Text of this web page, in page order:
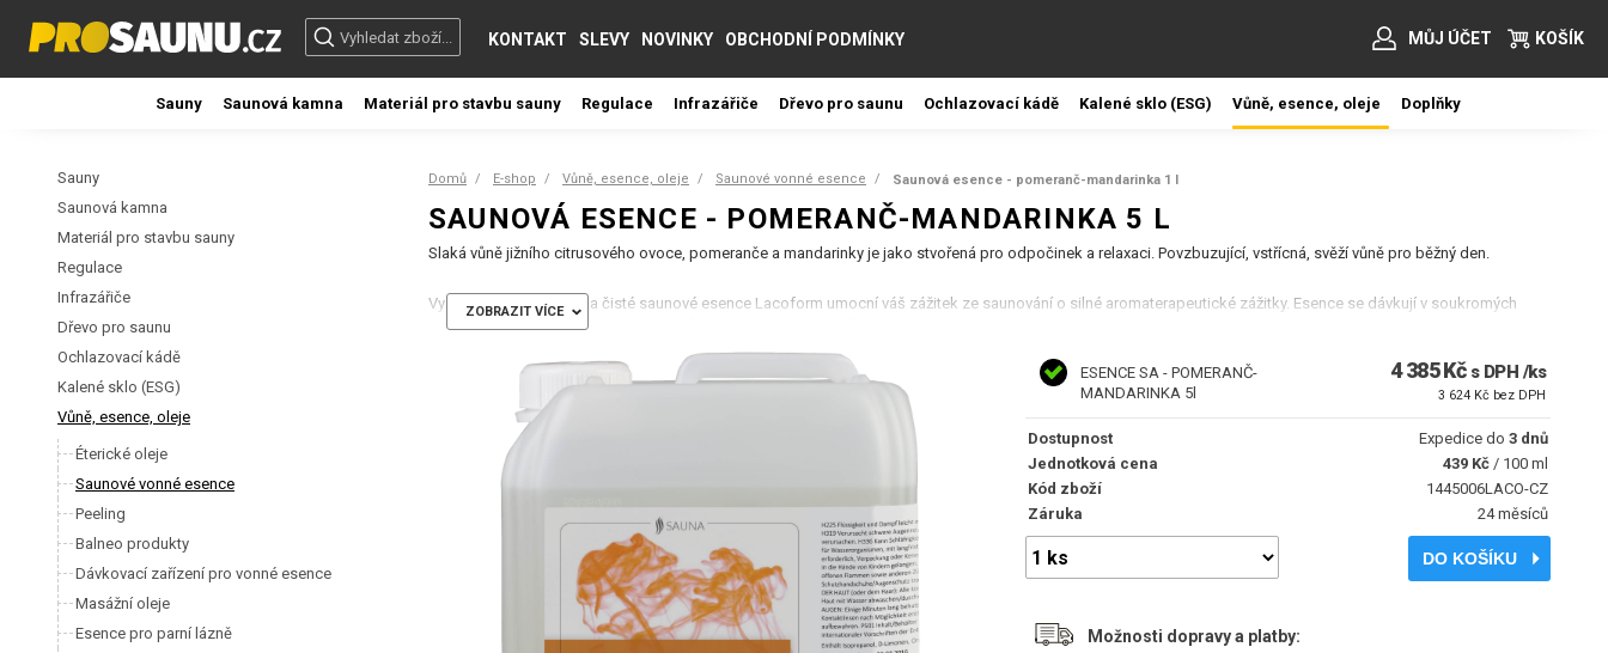
KONTAKT SLEVY NOVINKY OBCHODNÍ PODMÍNKY MŮJ ÚČET KOŠÍK
Sauny Saunová kamna Materiál pro stavbu sauny Regulace Infrazářiče Dřevo pro saunu Ochlazovací kádě Kalené sklo (ESG) Vůně, esence, oleje Doplňky
Sauny
Saunová kamna
Materiál pro stavbu sauny
Regulace
Infrazářiče
Dřevo pro saunu
Ochlazovací kádě
Kalené sklo (ESG)
Vůně, esence, oleje
Éterické oleje
Saunové vonné esence
Peeling
Balneo produkty
Dávkovací zařízení pro vonné esence
Masážní oleje
Esence pro parní lázně
Domů E-shop Vůně, esence, oleje Saunové vonné esence Saunová esence - pomeranč-mandarinka 1 l
SAUNOVÁ ESENCE - POMERANČ-MANDARINKA 5 L
Slaká vůně jižního citrusového ovoce, pomeranče a mandarinky je jako stvořená pro odpočinek a relaxaci. Povzbuzující, vstřícná, svěží vůně pro běžný den.
Vysoce koncentrované a čisté saunové esence Lacoform umocní váš zážitek ze saunování o silné aromaterapeutické zážitky. Esence se dávkují v soukromých
saunách optimálně pomocí dávkovacího vědra, kdy do každého litru vody nakapeme cca 3 - 5 ml esence. Roztokem pak opatrně poléváme saunové kameny. Ve
ZOBRAZIT VÍCE
ESENCE SA - POMERANČ-
MANDARINKA 5l
4 385 Kč s DPH /ks
3 624 Kč bez DPH
Dostupnost Expedice do 3 dnů
Jednotková cena
439 Kč / 100 ml
Kód zboží
1445006LACO-CZ
Záruka
24 měsíců
DO KOŠÍKU
Možnosti dopravy a platby: